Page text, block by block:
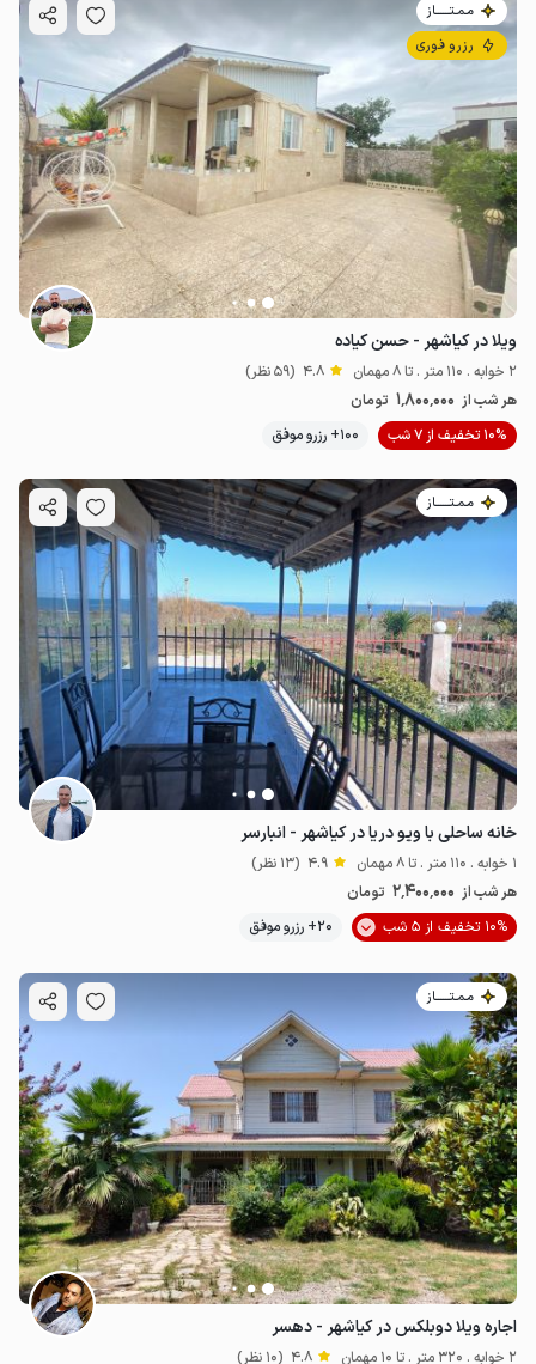
مـمـتــــــاز
رزرو فوری
ویلا در کیاشهر - حسن کیاده
2 خوابه . 110 متر . تا 8 مهمان 4.8 (59 نظر)
هر شب از 1٬800٬000 تومان
10% تخفیف از 7 شب
100+ رزرو موفق
مـمـتــــــاز
خانه ساحلی با ویو دریا در کیاشهر - انبارسر
1 خوابه . 110 متر . تا 8 مهمان 4.9 (13 نظر)
هر شب از 2٬400٬000 تومان
10% تخفیف از 5 شب
20+ رزرو موفق
مـمـتــــــاز
اجاره ویلا دوبلکس در کیاشهر - دهسر
2 خوابه . 320 متر . تا 10 مهمان 4.8 (10 نظر)